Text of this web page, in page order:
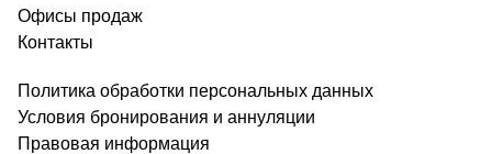
Офисы продаж
Контакты
Политика обработки персональных данных
Условия бронирования и аннуляции
Правовая информация